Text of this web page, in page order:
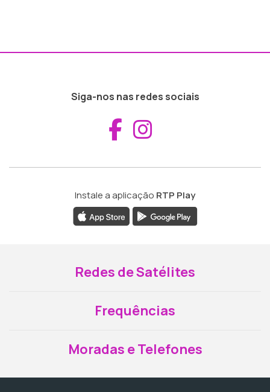
Siga-nos nas redes sociais
Aceder ao
Instale a aplicação RTP Play
Redes de Satélites
Frequências
Moradas e Telefones